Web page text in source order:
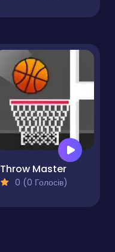
Throw Master
0 (0 Голосів)